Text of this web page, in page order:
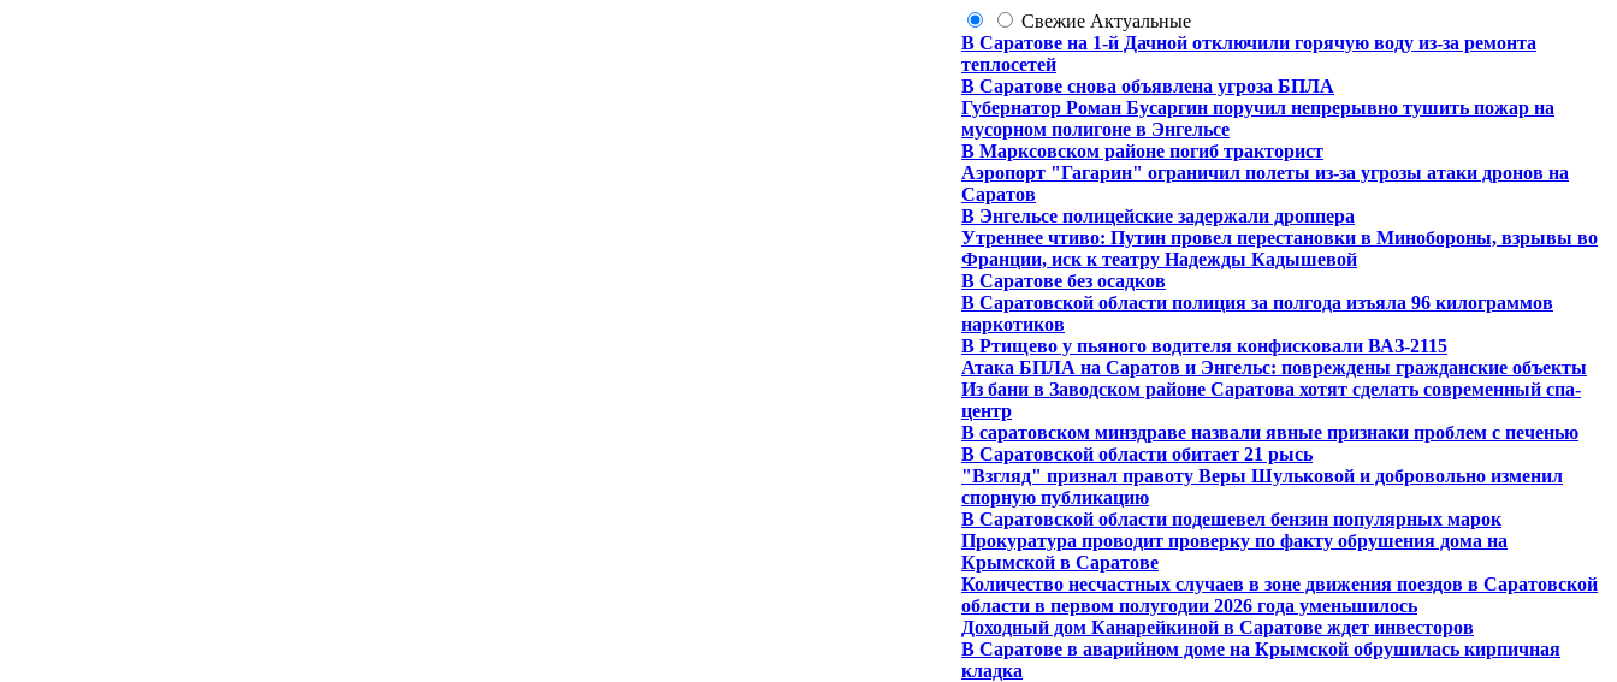
Свежие Актуальные
В Саратове на 1-й Дачной отключили горячую воду из-за ремонта
теплосетей
В Саратове снова объявлена угроза БПЛА
Губернатор Роман Бусаргин поручил непрерывно тушить пожар на
мусорном полигоне в Энгельсе
В Марксовском районе погиб тракторист
Аэропорт "Гагарин" ограничил полеты из-за угрозы атаки дронов на
Саратов
В Энгельсе полицейские задержали дроппера
Утреннее чтиво: Путин провел перестановки в Минобороны, взрывы во
Франции, иск к театру Надежды Кадышевой
В Саратове без осадков
В Саратовской области полиция за полгода изъяла 96 килограммов
наркотиков
В Ртищево у пьяного водителя конфисковали ВАЗ-2115
Атака БПЛА на Саратов и Энгельс: повреждены гражданские объекты
Из бани в Заводском районе Саратова хотят сделать современный спа-
центр
В саратовском минздраве назвали явные признаки проблем с печенью
В Саратовской области обитает 21 рысь
"Взгляд" признал правоту Веры Шульковой и добровольно изменил
спорную публикацию
В Саратовской области подешевел бензин популярных марок
Прокуратура проводит проверку по факту обрушения дома на
Крымской в Саратове
Количество несчастных случаев в зоне движения поездов в Саратовской
области в первом полугодии 2026 года уменьшилось
Доходный дом Канарейкиной в Саратове ждет инвесторов
В Саратове в аварийном доме на Крымской обрушилась кирпичная
кладка